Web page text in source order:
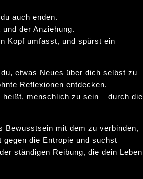
auch enden.
der Anziehung.
Kopf umfasst, und spürst ein
etwas Neues über dich selbst zu
Reflexionen entdecken.
menschlich zu sein – durch die
mit dem zu verbinden,
die Entropie und suchst
ständigen Reibung, die dein Leben